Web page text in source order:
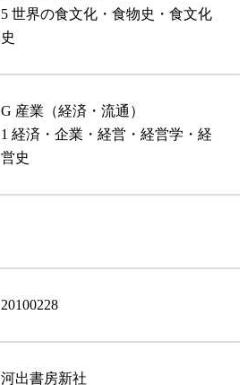
5 世界の食文化・食物史・食文化
史
G 産業（経済・流通）
1 経済・企業・経営・経営学・経
営史
20100228
河出書房新社